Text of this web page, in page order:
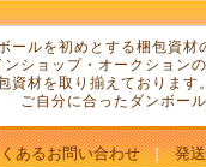
ールを初めとする梱包資材
ンショップ・オークション
資材を取り揃えておりま
ご自分に合ったダンボー
あるお問い合わせ 発